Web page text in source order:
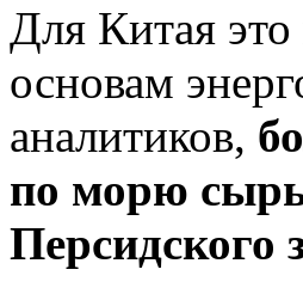
Для Китая
основам
аналитиков,
по морю
Персидского